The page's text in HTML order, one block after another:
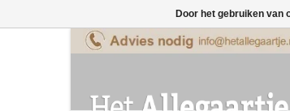
Door het gebruiken van